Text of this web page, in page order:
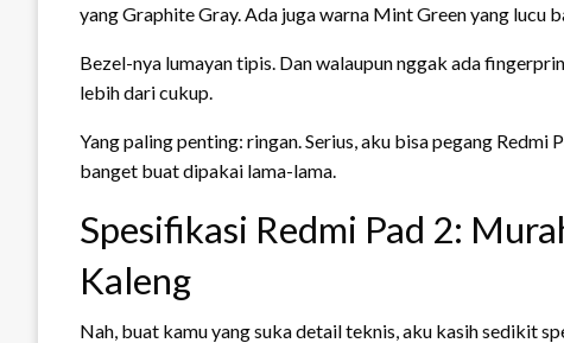
yang Graphite Gray. Ada juga warna Mint Green yang lucu
Bezel-nya lumayan tipis. Dan walaupun nggak ada
lebih dari cukup.
Yang paling penting: ringan. Serius, aku bisa pegang
banget buat dipakai lama-lama.
Spesifikasi Redmi Pad 2:
Kaleng
Nah, buat kamu yang suka detail teknis, aku kasih sedikit